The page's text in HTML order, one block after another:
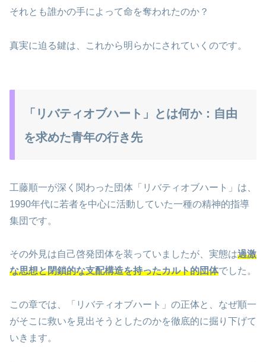
それとも誰かの手によって命を奪われたのか？
真実に迫る鍵は、これから明らかにされていくのです。
「リバティオブハート」とは何か：自由
を求めた青年の行き先
工藤順一が深く関わった団体「リバティオブハート」は、
1990年代に若者を中心に活動していた一種の精神的指導
集団です。
その外見は自己啓発団体を装っていましたが、実態は過激
な思想と閉鎖的な支配構造を持ったカルト的団体でした。
この章では、「リバティオブハート」の正体と、なぜ順一
がそこに救いを見出そうとしたのかを徹底的に掘り下げて
いきます。